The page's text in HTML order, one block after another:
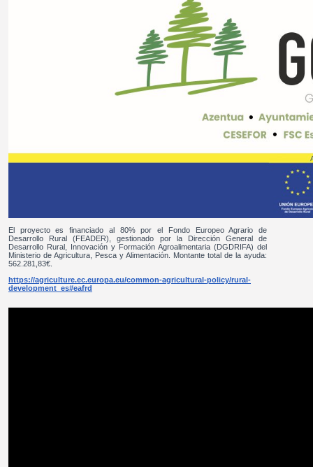
El proyecto es financiado al 80% por el Fondo Europeo Agrario de
Desarrollo Rural (FEADER), gestionado por la Dirección General de
Desarrollo Rural, Innovación y Formación Agroalimentaria (DGDRIFA) del
Ministerio de Agricultura, Pesca y Alimentación. Montante total de la ayuda:
562.281,83€.
https://agriculture.ec.europa.eu/common-agricultural-policy/rural-
development_es#eafrd